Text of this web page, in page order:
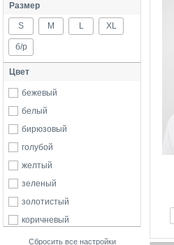
ENDURANCE
FatFace
Fjallraven
FRAAS
Icebreaker
Lierys
LIPSY
Manufaktur13
New Era
Nike
Pier One
Puma
Размер
S M L XL
б/р
Цвет
бежевый
белый
бирюзовый
голубой
желтый
зеленый
золотистый
коричневый
красный
Сбросить все настройки